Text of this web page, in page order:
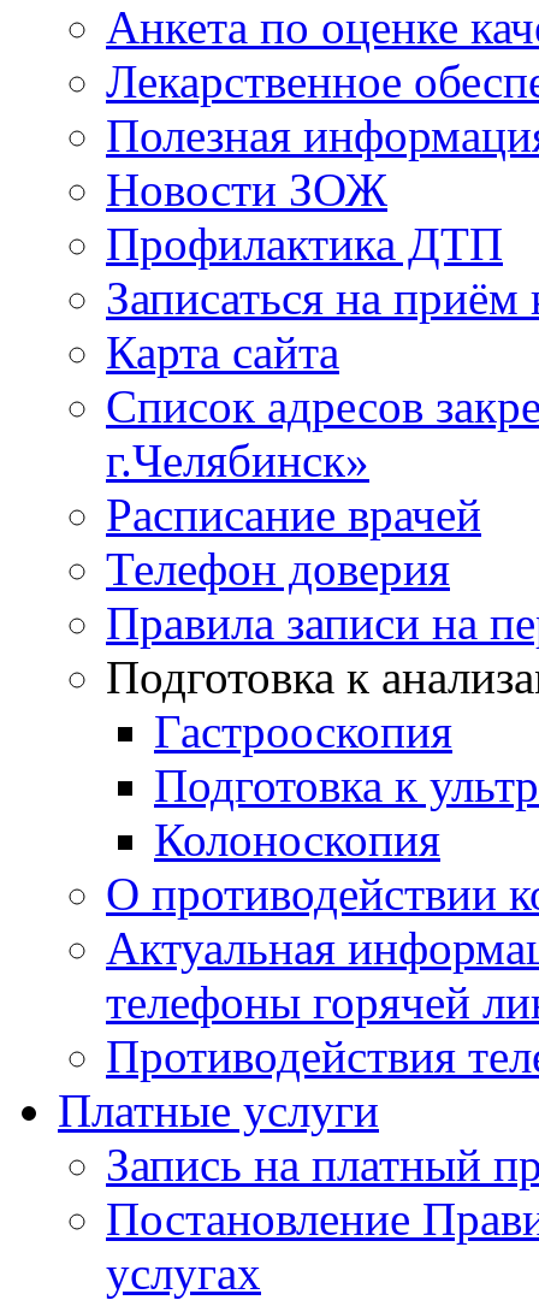
Анкета по оценке
Лекарственное
Полезная
Новости ЗОЖ
Профилактика ДТП
Записаться на приём
Карта сайта
Список адресов
г.Челябинск»
Расписание врачей
Телефон доверия
Правила записи на
Подготовка к
Гастрооскопия
Подготовка к
Колоноскопия
О противодействии
Актуальная
телефоны горячей
Противодействия
Платные услуги
Запись на платный
Постановление
услугах